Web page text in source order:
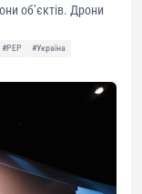
об’єктів. Дрони
#РЕР
#Україна